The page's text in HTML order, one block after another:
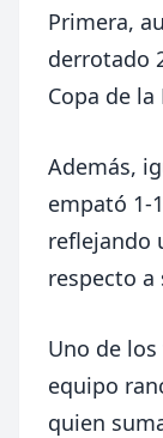
Primera,
derrotado
Copa de la
Además,
empató 1-
reflejando
respecto
Uno de
equipo
quien